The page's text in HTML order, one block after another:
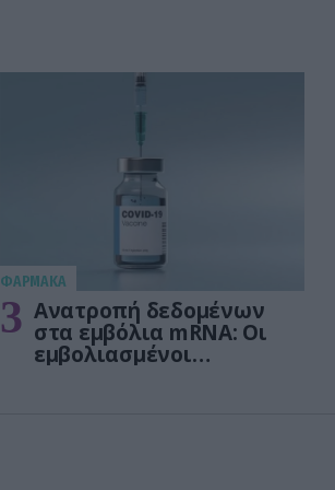
ΦΑΡΜΑΚΑ
3 Ανατροπή δεδομένων
στα εμβόλια mRNA: Οι
εμβολιασμένοι